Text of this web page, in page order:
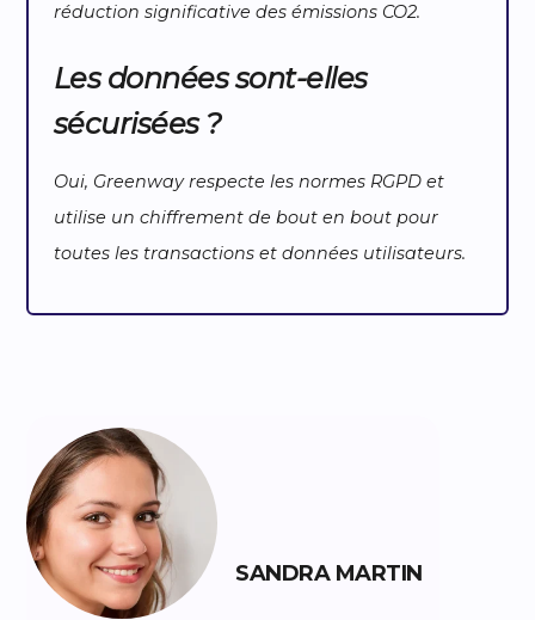
réduction significative des émissions CO2.
Les données sont-elles
sécurisées ?
Oui, Greenway respecte les normes RGPD et
utilise un chiffrement de bout en bout pour
toutes les transactions et données utilisateurs.
SANDRA MARTIN